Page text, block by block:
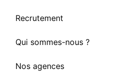
Recrutement
Qui sommes-nous ?
Nos agences